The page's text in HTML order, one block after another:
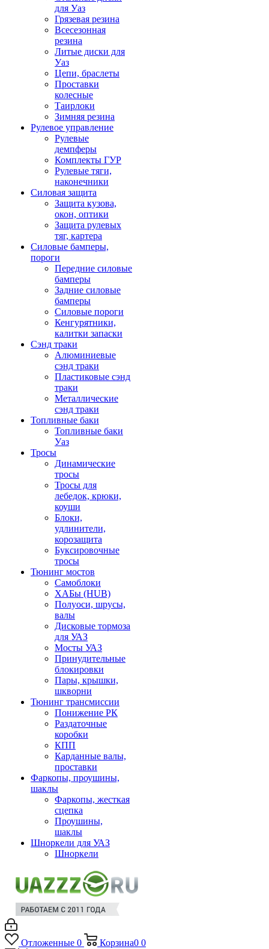
для Уаз
Грязевая резина
Всесезонная
резина
Литые диски для
Уаз
Цепи, браслеты
Проставки
колесные
Таирлоки
Зимняя резина
Рулевое управление
Рулевые
демпферы
Комплекты ГУР
Рулевые тяги,
наконечники
Силовая защита
Защита кузова,
окон, оптики
Защита рулевых
тяг, картера
Силовые бамперы,
пороги
Передние силовые
бамперы
Задние силовые
бамперы
Силовые пороги
Кенгурятники,
калитки запаски
Сэнд траки
Алюминиевые
сэнд траки
Пластиковые сэнд
траки
Металлические
сэнд траки
Топливные баки
Топливные баки
Уаз
Тросы
Динамические
тросы
Тросы для
лебедок, крюки,
коуши
Блоки,
удлинители,
корозащита
Буксировочные
тросы
Тюнинг мостов
Самоблоки
ХАБы (HUB)
Полуоси, шрусы,
валы
Дисковые тормоза
для УАЗ
Мосты УАЗ
Принудительные
блокировки
Пары, крышки,
шкворни
Тюнинг трансмиссии
Понижение РК
Раздаточные
коробки
КПП
Карданные валы,
проставки
Фаркопы, проушины,
шаклы
Фаркопы, жесткая
сцепка
Проушины,
шаклы
Шноркели для УАЗ
Шноркели
Отложенные 0 Корзина0 0